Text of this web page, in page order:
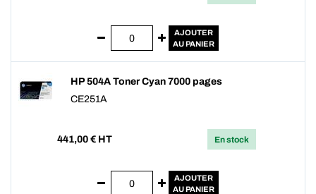
AJOUTER
AU PANIER
HP 504A Toner Cyan 7000 pages
CE251A
441,00 € HT En stock
AJOUTER
AU PANIER